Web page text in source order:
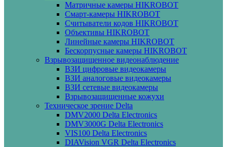
Матричные камеры HIKROBOT
Смарт-камеры HIKROBOT
Считыватели кодов HIKROBOT
Объективы HIKROBOT
Линейные камеры HIKROBOT
Бескорпусные камеры HIKROBOT
Взрывозащищенное видеонаблюдение
ВЗИ цифровые видеокамеры
ВЗИ аналоговые видеокамеры
ВЗИ сетевые видеокамеры
Взрывозащищенные кожухи
Техническое зрение Delta
DMV2000 Delta Electronics
DMV3000G Delta Electronics
VIS100 Delta Electronics
DIAVision VGR Delta Electronics